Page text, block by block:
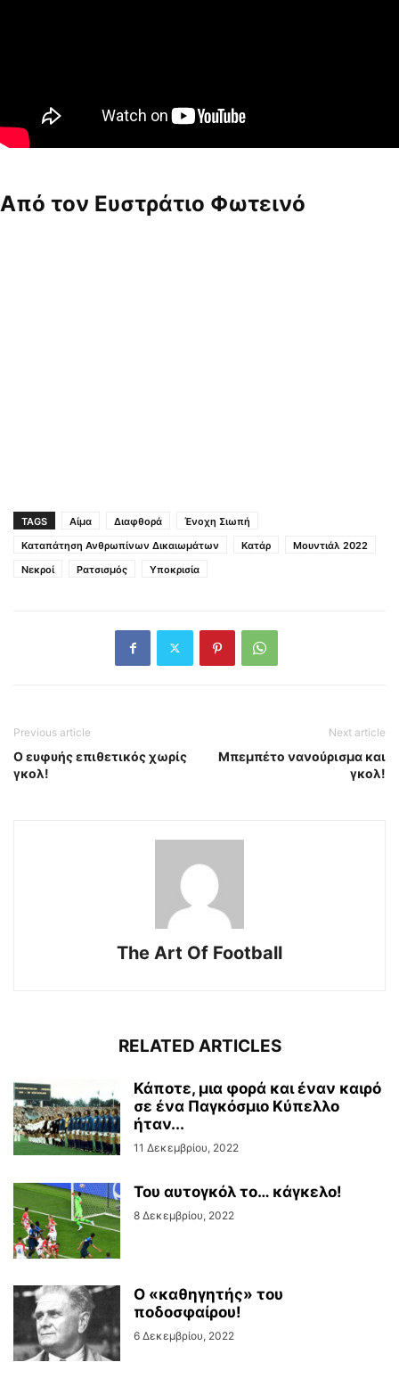
Από τον Ευστράτιο Φωτεινό
TAGS Αίμα Διαφθορά
Ένοχη Σιωπή
Καταπάτηση Ανθρωπίνων Δικαιωμάτων
Κατάρ
Μουντιάλ 2022
Νεκροί
Ρατσισμός Υποκρισία
Previous article
Ο ευφυής επιθετικός χωρίς
γκολ!
Next article
Μπεμπέτο νανούρισμα και
γκολ!
The Art Of Football
RELATED ARTICLES
Κάποτε, μια φορά και έναν καιρό
σε ένα Παγκόσμιο Κύπελλο
ήταν...
11 Δεκεμβρίου, 2022
Του αυτογκόλ το… κάγκελο!
8 Δεκεμβρίου, 2022
Ο «καθηγητής» του
ποδοσφαίρου!
6 Δεκεμβρίου, 2022